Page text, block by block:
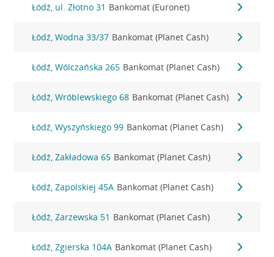
Łódź, ul. Złotno 31 Bankomat (Euronet)
Łódź, Wodna 33/37 Bankomat (Planet Cash)
Łódź, Wólczańska 265 Bankomat (Planet Cash)
Łódź, Wróblewskiego 68 Bankomat (Planet Cash)
Łódź, Wyszyńskiego 99 Bankomat (Planet Cash)
Łódź, Zakładowa 65 Bankomat (Planet Cash)
Łódź, Zapolskiej 45A Bankomat (Planet Cash)
Łódź, Zarzewska 51 Bankomat (Planet Cash)
Łódź, Zgierska 104A Bankomat (Planet Cash)